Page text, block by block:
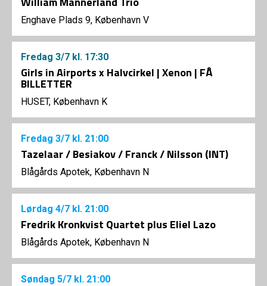
Enghave Plads 9, København V
Fredag 3/7 kl. 17:30
Girls in Airports x Halvcirkel | Xenon | FÅ
BILLETTER
HUSET, København K
Fredag 3/7 kl. 21:00
Tazelaar / Besiakov / Franck / Nilsson (INT)
Blågårds Apotek, København N
Lørdag 4/7 kl. 21:00
Fredrik Kronkvist Quartet plus Eliel Lazo
Blågårds Apotek, København N
Søndag 5/7 kl. 21:00